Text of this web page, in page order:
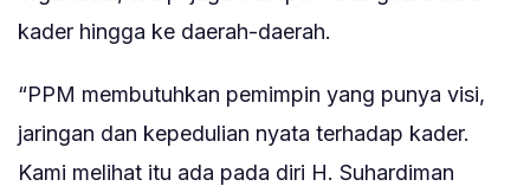
kader hingga ke daerah-daerah.
“PPM membutuhkan pemimpin yang punya visi,
jaringan dan kepedulian nyata terhadap kader.
Kami melihat itu ada pada diri H. Suhardiman